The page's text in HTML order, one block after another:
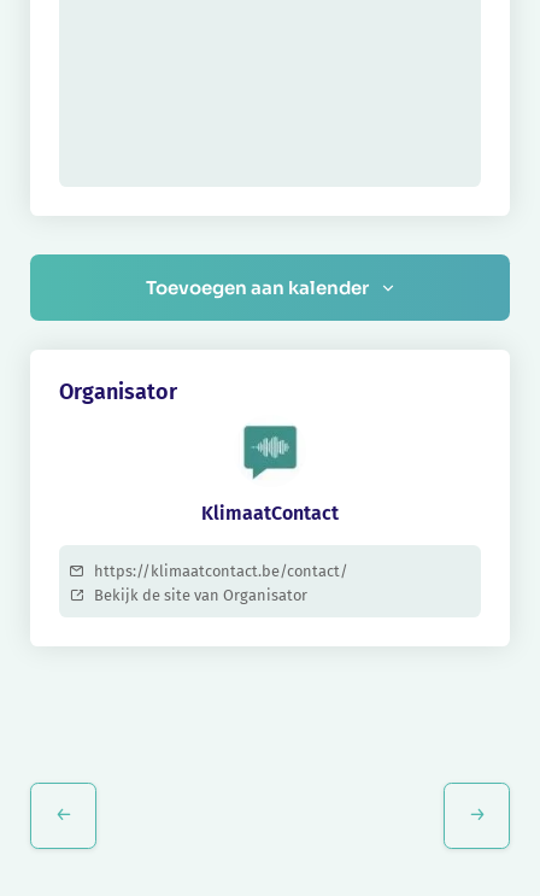
Toevoegen aan kalender
Organisator
KlimaatContact
https://klimaatcontact.be/contact/
Bekijk de site van Organisator
Navigatie